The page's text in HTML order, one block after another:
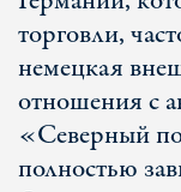
торговли,
немецкая
отношения с
«Северный
полностью